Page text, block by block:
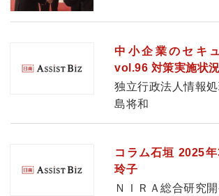
中小企業のセキ
vol.96 対策実施状
独立行政法人情報処
島将和
コラム石垣 2025
玲子
ＮＩＲＡ総合研究